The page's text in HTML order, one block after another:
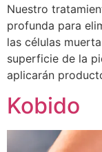
Nuestro
profunda para
las células
superficie de la
aplicarán
Kobido